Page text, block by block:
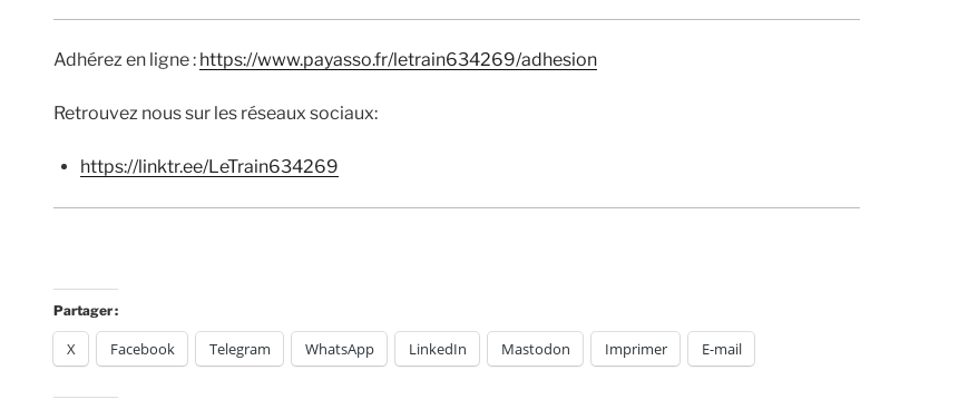
Adhérez en ligne : https://www.payasso.fr/letrain634269/adhesion
Retrouvez nous sur les réseaux sociaux:
https://linktr.ee/LeTrain634269
Partager :
X Facebook Telegram WhatsApp LinkedIn Mastodon Imprimer E-mail